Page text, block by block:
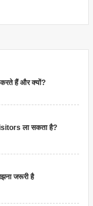
हैं और क्यों?
ला सकता है?
जरूरी है